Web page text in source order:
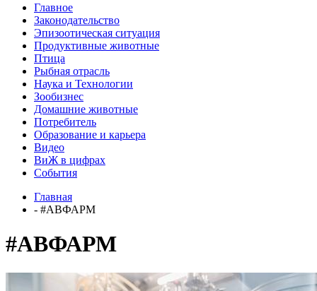
Главное
Законодательство
Эпизоотическая ситуация
Продуктивные животные
Птица
Рыбная отрасль
Наука и Технологии
Зообизнес
Домашние животные
Потребитель
Образование и карьера
Видео
ВиЖ в цифрах
События
Главная
- #АВФАРМ
#АВФАРМ